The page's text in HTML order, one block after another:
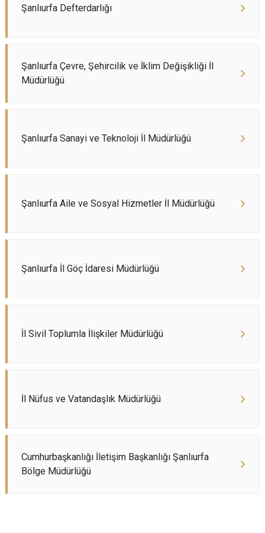
Şanlıurfa Defterdarlığı
Şanlıurfa Çevre, Şehircilik ve İklim Değişikliği İl
Müdürlüğü
Şanlıurfa Sanayi ve Teknoloji İl Müdürlüğü
Şanlıurfa Aile ve Sosyal Hizmetler İl Müdürlüğü
Şanlıurfa İl Göç İdaresi Müdürlüğü
İl Sivil Toplumla İlişkiler Müdürlüğü
İl Nüfus ve Vatandaşlık Müdürlüğü
Cumhurbaşkanlığı İletişim Başkanlığı Şanlıurfa
Bölge Müdürlüğü